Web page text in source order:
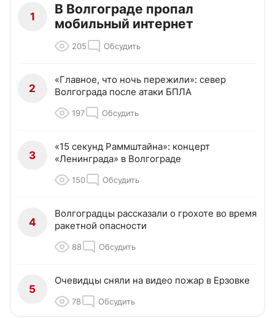
1
В Волгограде пропал
мобильный интернет
205 Обсудить
2
«Главное, что ночь пережили»: север
Волгограда после атаки БПЛА
197 Обсудить
3
«15 секунд Раммштайна»: концерт
«Ленинграда» в Волгограде
150 Обсудить
4
Волгоградцы рассказали о грохоте во время
ракетной опасности
88 Обсудить
5
Очевидцы сняли на видео пожар в Ерзовке
78 Обсудить